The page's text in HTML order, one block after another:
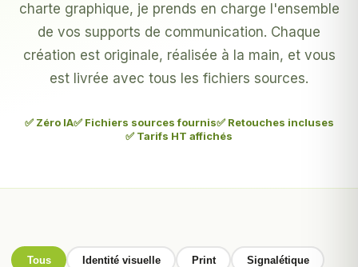
charte graphique, je prends en charge l'ensemble
de vos supports de communication. Chaque
création est originale, réalisée à la main, et vous
est livrée avec tous les fichiers sources.
✅ Zéro IA✅ Fichiers sources fournis✅ Retouches incluses
✅ Tarifs HT affichés
Tous Identité visuelle Print Signalétique